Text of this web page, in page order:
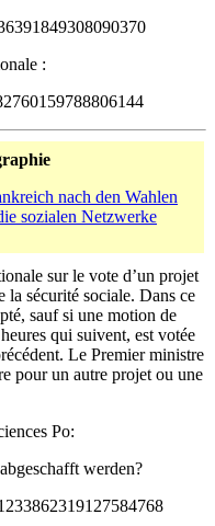
:
nach den Wahlen
sozialen Netzwerke
sur le vote d’un projet
la sécurité sociale. Dans ce
sauf si une motion de
qui suivent, est votée
Le Premier ministre
pour un autre projet ou une
Po:
werden?